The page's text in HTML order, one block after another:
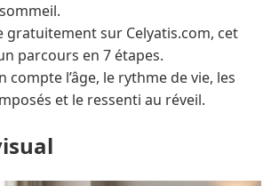
gratuitement sur Celyatis.com, cet
parcours en 7 étapes.
compte l’âge, le rythme de vie, les
et le ressenti au réveil.